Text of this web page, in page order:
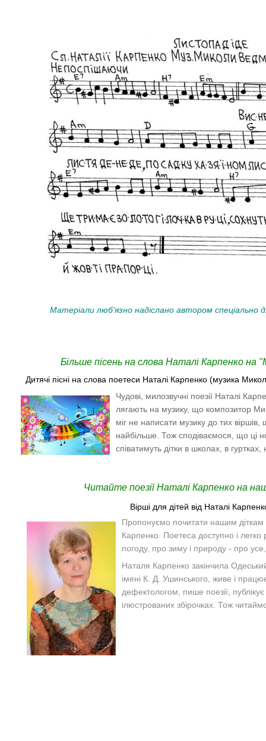
Матеріали люб'язно надіслано автором спеціально
Більше пісень на слова Наталі Карпенко на
Дитячі пісні на слова поетеси Наталі Карпенко (музика
Чудові, милозвучні поезії Наталі
лягають на музику, що композитор​
міг не написати музику до тих
найбільше. Тож сподіваємося, що ці
співатимуть дітки в школах, в
Читайте поезії Наталі Карпенко на
Вірші для дітей від Наталі
Пропонуємо почитати нашим діткам
Карпенко. Поетеса доступно і легко
погоду, про зиму і природу - про
Наталя Карпенко закінчила
імені К. Д. Ушинського, живе і
дефектологом, пише поезії, публікує
ілюстрованих збірочках. Тож